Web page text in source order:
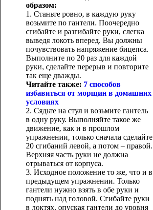
образом:
1. Станьте ровно, в каждую руку
возьмите по гантели. Поочередно
сгибайте и разгибайте руки, слегка
выведя локоть вперед. Вы должны
почувствовать напряжение бицепса.
Выполните по 20 раз для каждой
руки, сделайте перерыв и повторите
так еще дважды.
Читайте также: 7 способов
избавиться от морщин в домашних
условиях
2. Сядьте на стул и возьмите гантель
в одну руку. Выполняйте такое же
движение, как и в прошлом
упражнении, только сначала сделайте
20 сгибаний левой, а потом – правой.
Верхняя часть руки не должна
отрываться от корпуса.
3. Исходное положение то же, что и в
предыдущем упражнении. Только
гантели нужно взять в обе руки и
поднять над головой. Сгибайте руки
в локтях, опуская гантели до уровня